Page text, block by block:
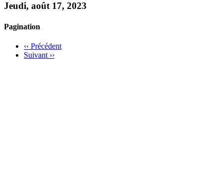
Jeudi, août 17, 2023
Pagination
‹‹ Précédent
Suivant ››